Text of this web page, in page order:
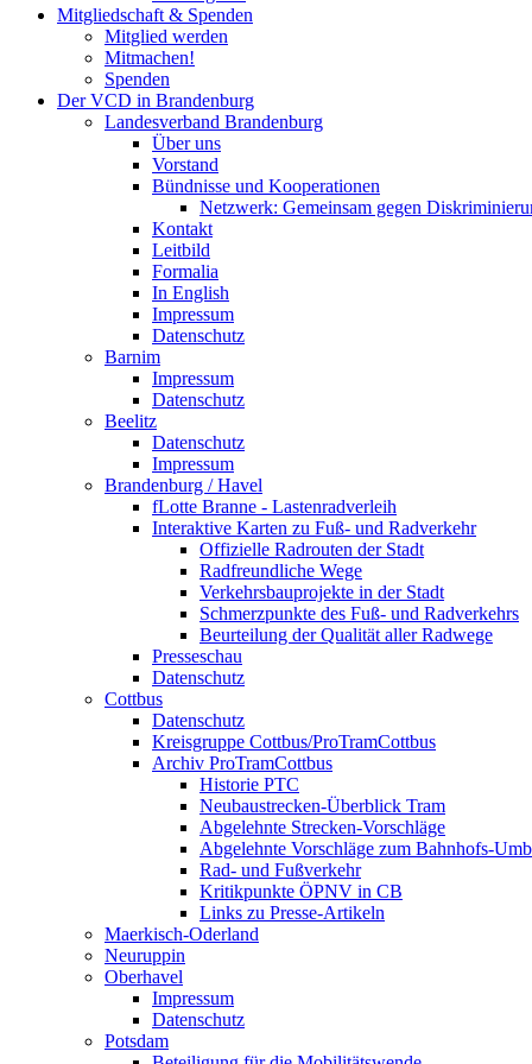
Mitgliedschaft & Spenden
Mitglied werden
Mitmachen!
Spenden
Der VCD in Brandenburg
Landesverband Brandenburg
Über uns
Vorstand
Bündnisse und Kooperationen
Netzwerk: Gemeinsam gegen
Kontakt
Leitbild
Formalia
In English
Impressum
Datenschutz
Barnim
Impressum
Datenschutz
Beelitz
Datenschutz
Impressum
Brandenburg / Havel
fLotte Branne - Lastenradverleih
Interaktive Karten zu Fuß- und Radverkehr
Offizielle Radrouten der Stadt
Radfreundliche Wege
Verkehrsbauprojekte in der Stadt
Schmerzpunkte des Fuß- und Radverkehrs
Beurteilung der Qualität aller Radwege
Presseschau
Datenschutz
Cottbus
Datenschutz
Kreisgruppe Cottbus/ProTramCottbus
Archiv ProTramCottbus
Historie PTC
Neubaustrecken-Überblick Tram
Abgelehnte Strecken-Vorschläge
Abgelehnte Vorschläge zum Bahnhofs-
Rad- und Fußverkehr
Kritikpunkte ÖPNV in CB
Links zu Presse-Artikeln
Maerkisch-Oderland
Neuruppin
Oberhavel
Impressum
Datenschutz
Potsdam